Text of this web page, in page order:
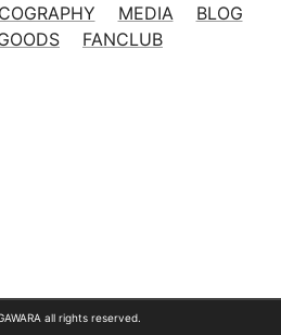
MEDIA
BLOG
FANCLUB
all rights reserved.